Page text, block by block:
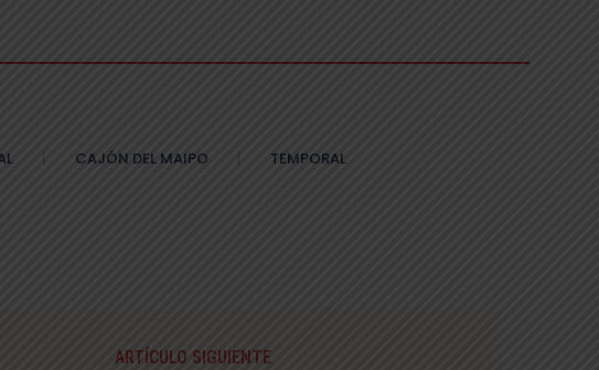
CAJÓN DEL MAIPO TEMPORAL
ARTÍCULO SIGUIENTE